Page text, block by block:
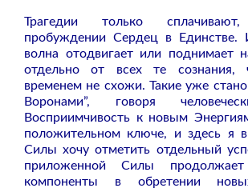
Трагедии только
пробуждении Сердец в
волна отодвигает или поднимает
отдельно от всех те
временем не схожи. Такие уже
Воронами”, говоря
Восприимчивость к новым
положительном ключе, и здесь я
Силы хочу отметить отдельный
приложенной Силы
компоненты в обретении